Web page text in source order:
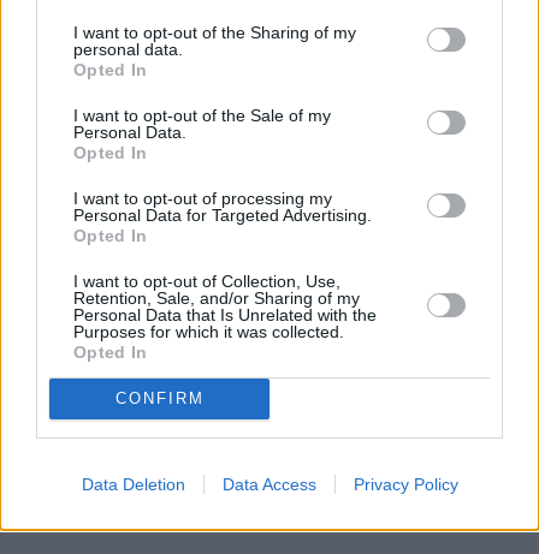
I want to opt-out of the Sharing of my
personal data.
Opted In
I want to opt-out of the Sale of my
Personal Data.
Opted In
I want to opt-out of processing my
Personal Data for Targeted Advertising.
Opted In
I want to opt-out of Collection, Use,
Retention, Sale, and/or Sharing of my
Personal Data that Is Unrelated with the
Purposes for which it was collected.
Opted In
CONFIRM
Data Deletion Data Access Privacy Policy
vysílacím týdnu
naladění na Skylinku
O webu parabola.cz O souborech cookies
Dovolená u moře•Bazény